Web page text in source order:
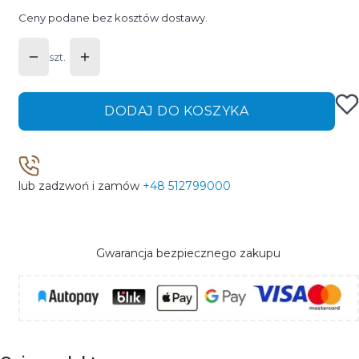
Ceny podane bez kosztów dostawy.
szt.
DODAJ DO KOSZYKA
lub zadzwoń i zamów +48 512799000
Gwarancja bezpiecznego zakupu